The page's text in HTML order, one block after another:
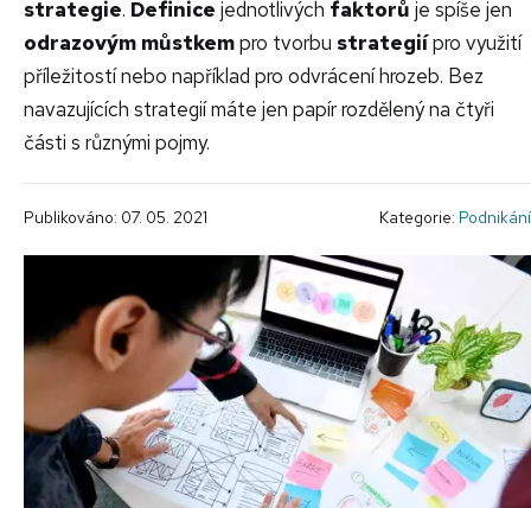
strategie. Definice jednotlivých faktorů je spíše jen
odrazovým můstkempro tvorbu strategiípro využití
příležitostí nebo například pro odvrácení hrozeb. Bez
navazujících strategií máte jen papír rozdělený na čtyři
části s různými pojmy.
Publikováno: 07. 05. 2021 Kategorie: Podnikání